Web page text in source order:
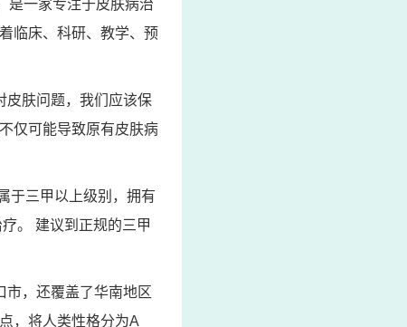
是一家专注于皮肤病治
临床、科研、教学、预
皮肤问题，我们应该保
仅可能导致原有皮肤病
于三甲以上级别，拥有
。 建议到正规的三甲
市，还覆盖了华南地区
，将人类性格分为A